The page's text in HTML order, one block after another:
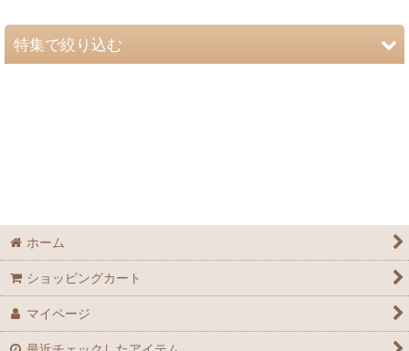
並び順 :
特集で絞り込む
炭酸ジェル
インド雑貨
ホーム
ショッピングカート
マイページ